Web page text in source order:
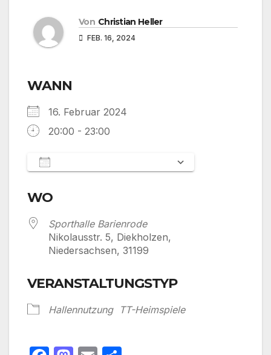
Von Christian Heller
FEB. 16, 2024
WANN
16. Februar 2024
20:00 - 23:00
WO
Sporthalle Barienrode
Nikolausstr. 5, Diekholzen,
Niedersachsen, 31199
VERANSTALTUNGSTYP
Hallennutzung TT-Heimspiele